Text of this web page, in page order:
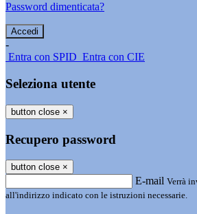
Password dimenticata?
-
Entra con SPID Entra con CIE
Seleziona utente
button close ×
Recupero password
button close ×
E-mail Verrà
all'indirizzo indicato con le istruzioni necessarie.